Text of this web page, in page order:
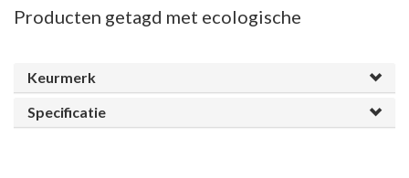
Producten getagd met ecologische
Keurmerk
Specificatie